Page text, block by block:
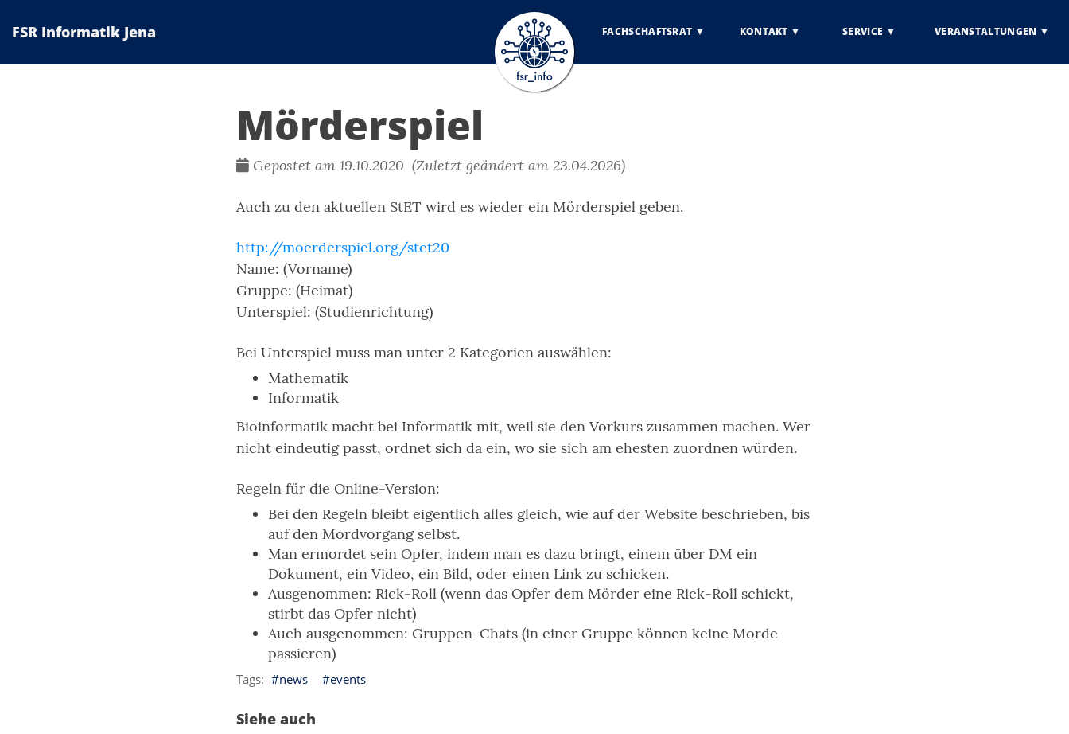
FSR Informatik Jena FACHSCHAFTSRAT KONTAKT SERVICE VERANSTALTUNGEN
Mörderspiel
Gepostet am 19.10.2020 (Zuletzt geändert am 23.04.2026)
Auch zu den aktuellen StET wird es wieder ein Mörderspiel geben.
http://moerderspiel.org/stet20
Name: (Vorname)
Gruppe: (Heimat)
Unterspiel: (Studienrichtung)
Bei Unterspiel muss man unter 2 Kategorien auswählen:
Mathematik
Informatik
Bioinformatik macht bei Informatik mit, weil sie den Vorkurs zusammen machen. Wer
nicht eindeutig passt, ordnet sich da ein, wo sie sich am ehesten zuordnen würden.
Regeln für die Online-Version:
Bei den Regeln bleibt eigentlich alles gleich, wie auf der Website beschrieben, bis
auf den Mordvorgang selbst.
Man ermordet sein Opfer, indem man es dazu bringt, einem über DM ein
Dokument, ein Video, ein Bild, oder einen Link zu schicken.
Ausgenommen: Rick-Roll (wenn das Opfer dem Mörder eine Rick-Roll schickt,
stirbt das Opfer nicht)
Auch ausgenommen: Gruppen-Chats (in einer Gruppe können keine Morde
passieren)
news events
Siehe auch